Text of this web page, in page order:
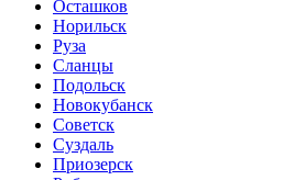
Осташков
Норильск
Руза
Сланцы
Подольск
Новокубанск
Советск
Суздаль
Приозерск